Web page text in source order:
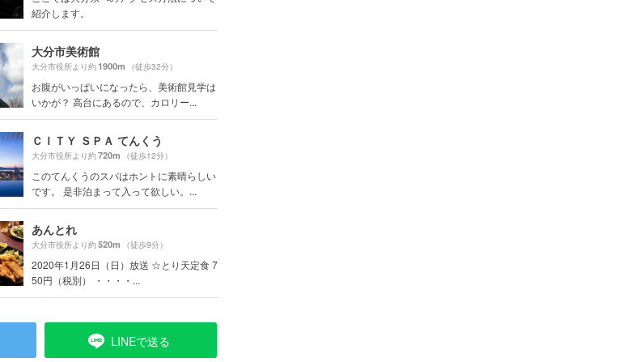
紹介します。
大分市美術館
大分市役所より約1900m （徒歩32分）
お腹がいっぱいになったら、美術館見学は
いかが？ 高台にあるので、カロリー...
ＣＩＴＹ ＳＰＡ てんくう
大分市役所より約720m （徒歩12分）
このてんくうのスパはホントに素晴らしい
です。 是非泊まって入って欲しい。...
あんとれ
大分市役所より約520m （徒歩9分）
2020年1月26日（日）放送 ☆とり天定食 7
50円（税別） ・・・・...
LINEで送る